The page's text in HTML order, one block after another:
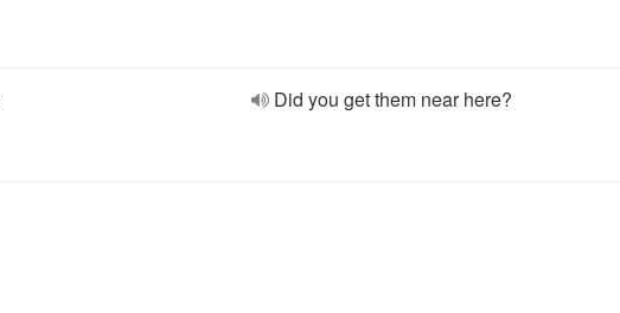
Did you get them near here?